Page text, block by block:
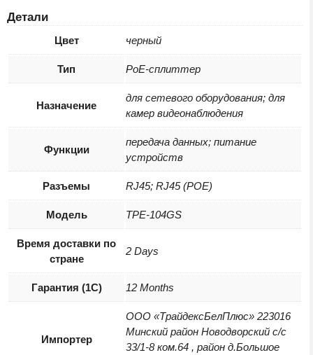
Детали
Цвет черный
Тип PoE-сплиттер
Назначение
для сетевого оборудования; для
камер видеонаблюдения
Функции
передача данных; питание
устройств
Разъемы RJ45; RJ45 (POE)
Модель TPE-104GS
Время доставки по
стране
2 Days
Гарантия (1С) 12 Months
Импортер
ООО «ТрайдексБелПлюс» 223016
Минский район Новодворский с/с
33/1-8 ком.64 , район д.Большое